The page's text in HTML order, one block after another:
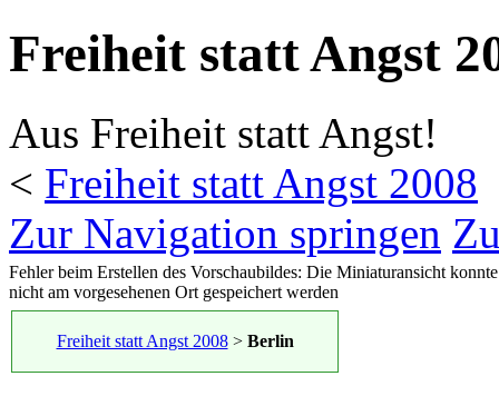
Freiheit statt Angst
Aus Freiheit statt Angst!
< Freiheit statt Angst 2008
Zur Navigation springen
Fehler beim Erstellen des Vorschaubildes: Die Miniaturansicht konnte
nicht am vorgesehenen Ort gespeichert werden
Freiheit statt Angst 2008> Berlin